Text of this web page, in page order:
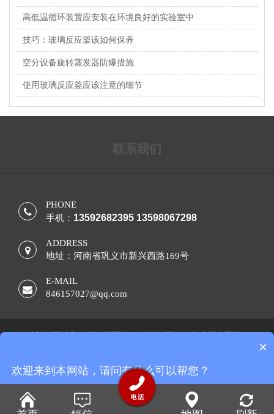
高低温循环装置应安装在环境良好的实验室中
技巧：玻璃反应釜该如何保养
空分设备旋转蒸发器防爆措施
使用玻璃反应釜应该注意的细节
联系我们
PHONE
手机： 13592682395 13598067298
ADDRESS
地址：河南省巩义市新兴西路169号
E-MAIL
846157027@qq.com
本站部分图片和内容来源网络，版权归原创作者或原公司所
除！！ 备案号：豫ICP备10202208号 网站地图
×
欢迎来到本网站，请问有什么可以帮您？